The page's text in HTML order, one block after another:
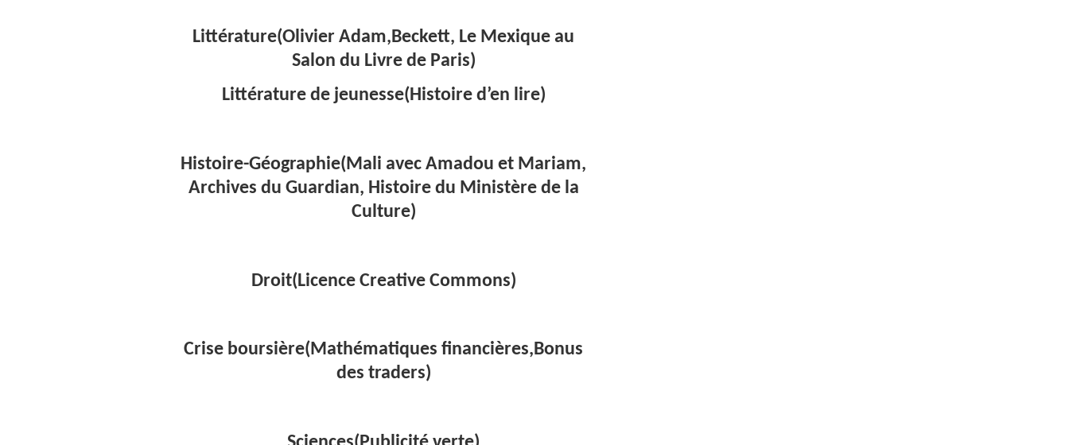
Littérature(Olivier Adam,Beckett, Le Mexique au
Salon du Livre de Paris)
Littérature de jeunesse(Histoire d’en lire)
Histoire-Géographie(Mali avec Amadou et Mariam,
Archives du Guardian, Histoire du Ministère de la
Culture)
Droit(Licence Creative Commons)
Crise boursière(Mathématiques financières,Bonus
des traders)